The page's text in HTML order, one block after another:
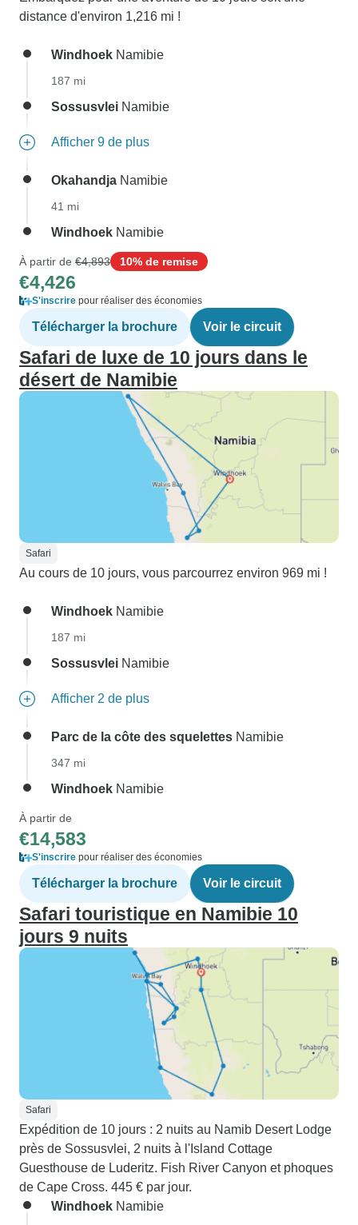
distance d'environ 1,216 mi !
Windhoek Namibie
187 mi
Sossusvlei Namibie
Afficher 9 de plus
Okahandja Namibie
41 mi
Windhoek Namibie
À partir de €4,893 10% de remise
€4,426
S'inscrire pour réaliser des économies
Télécharger la brochure Voir le circuit
Safari de luxe de 10 jours dans le
désert de Namibie
Safari
Au cours de 10 jours, vous parcourrez environ 969 mi !
Windhoek Namibie
187 mi
Sossusvlei Namibie
Afficher 2 de plus
Parc de la côte des squelettes Namibie
347 mi
Windhoek Namibie
À partir de
€14,583
S'inscrire pour réaliser des économies
Télécharger la brochure Voir le circuit
Safari touristique en Namibie 10
jours 9 nuits
Safari
Expédition de 10 jours : 2 nuits au Namib Desert Lodge
près de Sossusvlei, 2 nuits à l'Island Cottage
Guesthouse de Luderitz. Fish River Canyon et phoques
de Cape Cross. 445 € par jour.
Windhoek Namibie